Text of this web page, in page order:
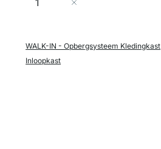
WALK-IN - Opbergsysteem Kledingkast
Inloopkast